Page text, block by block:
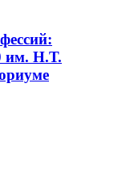
им. Н.Т.